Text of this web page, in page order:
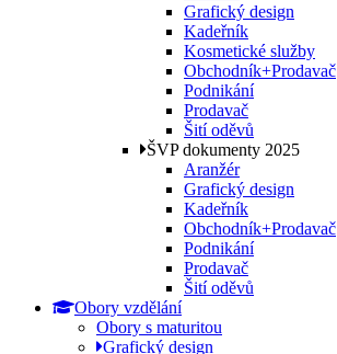
Grafický design
Kadeřník
Kosmetické služby
Obchodník+Prodavač
Podnikání
Prodavač
Šití oděvů
ŠVP dokumenty 2025
Aranžér
Grafický design
Kadeřník
Obchodník+Prodavač
Podnikání
Prodavač
Šití oděvů
Obory vzdělání
Obory s maturitou
Grafický design